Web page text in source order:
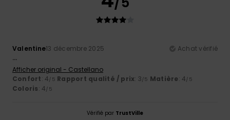
Valentine13 décembre 2025
Achat vérifié
...
Afficher original - Castellano
Confort: 4/5 Rapport qualité / prix: 3/5 Matière: 4/5
Coloris: 4/5
Vérifié par TrustVille